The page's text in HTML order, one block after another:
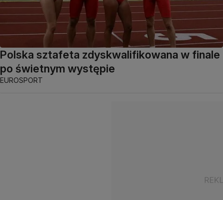
Polska sztafeta zdyskwalifikowana w finale
po świetnym występie
EUROSPORT